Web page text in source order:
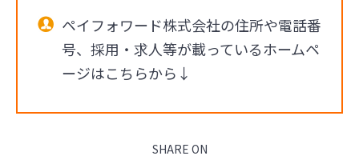
ペイフォワード株式会社の住所や電話番
号、採用・求人等が載っているホームペ
ージはこちらから↓
SHARE ON